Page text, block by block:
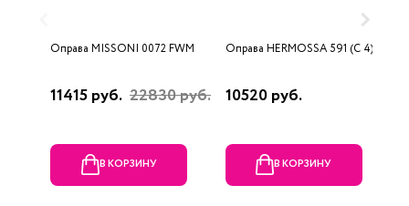
Оправа MISSONI 0072 FWM
11415 руб. 22830 руб.
В КОРЗИНУ
Оправа HERMOSSA 591 (C 4)
10520 руб.
В КОРЗИНУ